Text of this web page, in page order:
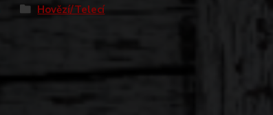
Hovězí/Telecí